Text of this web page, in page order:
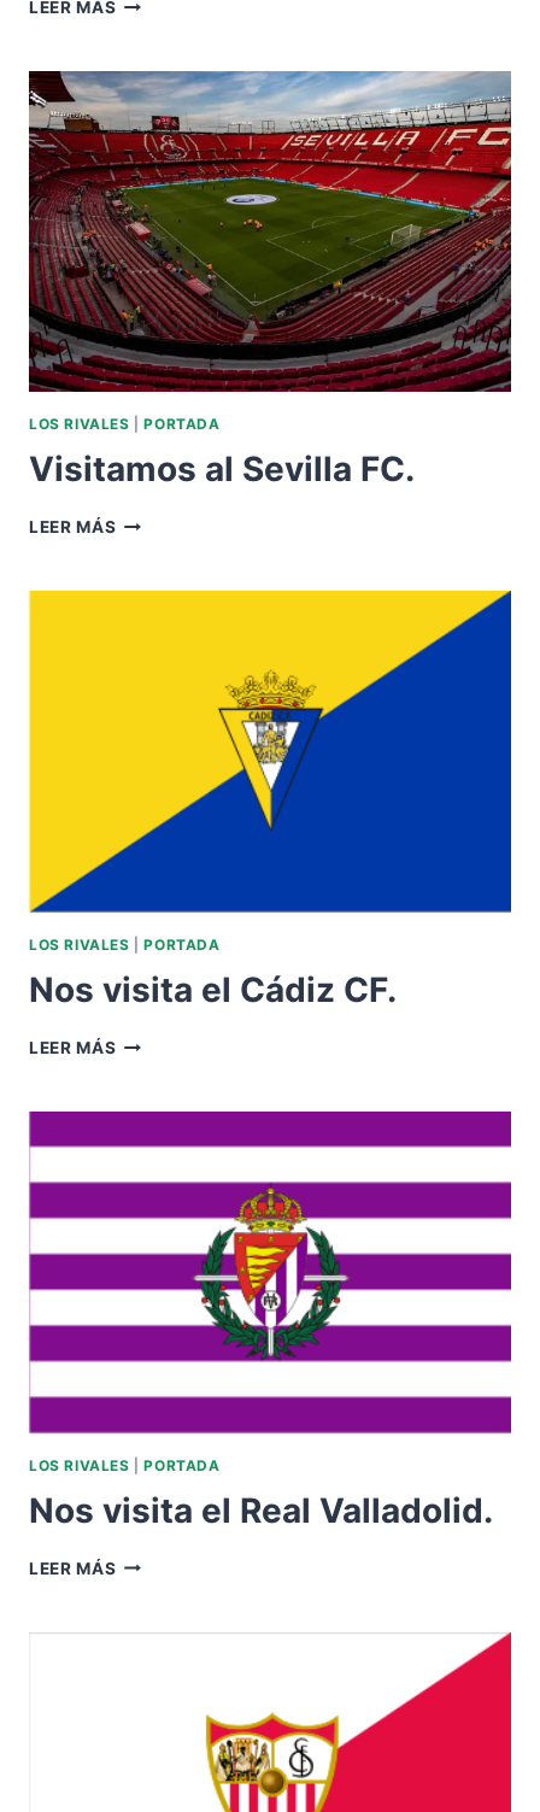
LEER MÁS
CÁDIZ
CF.
LOS RIVALES |PORTADA
Visitamos al Sevilla FC.
LEER MÁS VISITAMOS
FC.
LOS RIVALES |PORTADA
Nos visita el Cádiz CF.
LEER MÁS NOS
CÁDIZ
CF.
LOS RIVALES |PORTADA
Nos visita el Real Valladolid.
LEER MÁS NOS
REAL